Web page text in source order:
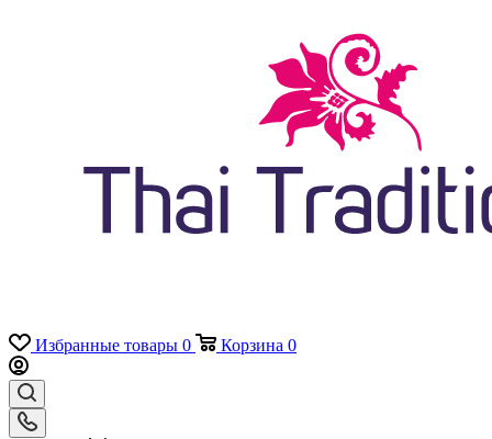
Избранные товары 0 Корзина 0